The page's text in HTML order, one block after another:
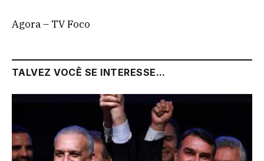
Agora – TV Foco
TALVEZ VOCÊ SE INTERESSE...